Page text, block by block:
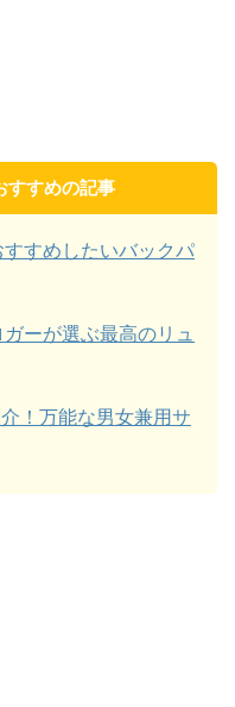
すすめの記事
すめしたいバックパ
ーが選ぶ最高のリュ
！万能な男女兼用サ